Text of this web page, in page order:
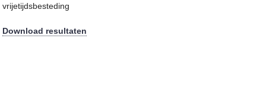
vrijetijdsbesteding
Download resultaten